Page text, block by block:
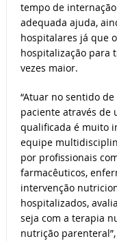
tempo de
adequada ajuda,
hospitalares já que
hospitalização para
vezes maior.
“Atuar no sentido
paciente através de
qualificada é muito
equipe
por profissionais
farmacêuticos,
intervenção
hospitalizados,
seja com a terapia
nutrição